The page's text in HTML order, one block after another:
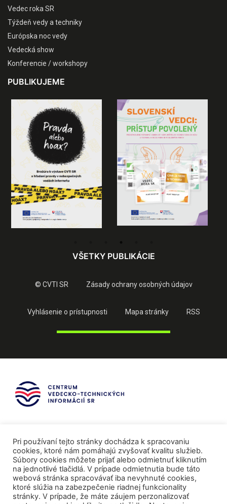
Vedec roka SR
Týždeň vedy a techniky
Európska noc vedy
Vedecká show
Konferencie / workshopy
PUBLIKUJEME
VŠETKY PUBLIKÁCIE
© CVTI SR Zásady ochrany osobných údajov
Vyhlásenie o prístupnosti Mapa stránky RSS
Pri používaní tejto stránky dochádza k spracovaniu
cookies, ktoré nám pomáhajú zvyšovať kvalitu služieb.
Súbory cookies môžete prijať alebo odmietnuť kliknutím
na jednotlivé tlačidlá. V prípade odmietnutia bude táto
webová stránka spracovávať iba nevyhnuté cookies,
ktoré slúžia na zabezpečenie riadnej funkcionality
stránky. V prípade, že máte záujem perzonalizovať